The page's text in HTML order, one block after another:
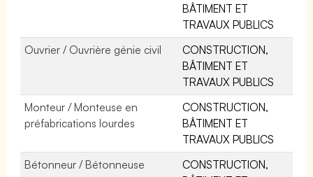
BÂTIMENT ET
TRAVAUX PUBLICS
Ouvrier / Ouvrière génie civil
CONSTRUCTION,
BÂTIMENT ET
TRAVAUX PUBLICS
Monteur / Monteuse en
préfabrications lourdes
CONSTRUCTION,
BÂTIMENT ET
TRAVAUX PUBLICS
Bétonneur / Bétonneuse
CONSTRUCTION,